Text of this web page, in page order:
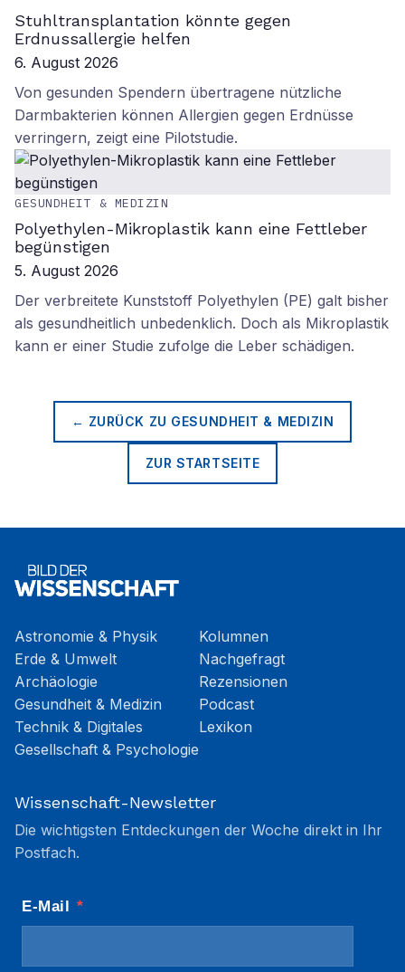
Stuhltransplantation könnte gegen
Erdnussallergie helfen
6. August 2026
Von gesunden Spendern übertragene nützliche
Darmbakterien können Allergien gegen Erdnüsse
verringern, zeigt eine Pilotstudie.
GESUNDHEIT & MEDIZIN
Polyethylen-Mikroplastik kann eine Fettleber
begünstigen
5. August 2026
Der verbreitete Kunststoff Polyethylen (PE) galt bisher
als gesundheitlich unbedenklich. Doch als Mikroplastik
kann er einer Studie zufolge die Leber schädigen.
← ZURÜCK ZU GESUNDHEIT & MEDIZIN
ZUR STARTSEITE
Astronomie & Physik
Erde & Umwelt
Archäologie
Gesundheit & Medizin
Technik & Digitales
Gesellschaft & Psychologie
Kolumnen
Nachgefragt
Rezensionen
Podcast
Lexikon
Wissenschaft-Newsletter
Die wichtigsten Entdeckungen der Woche direkt in Ihr
Postfach.